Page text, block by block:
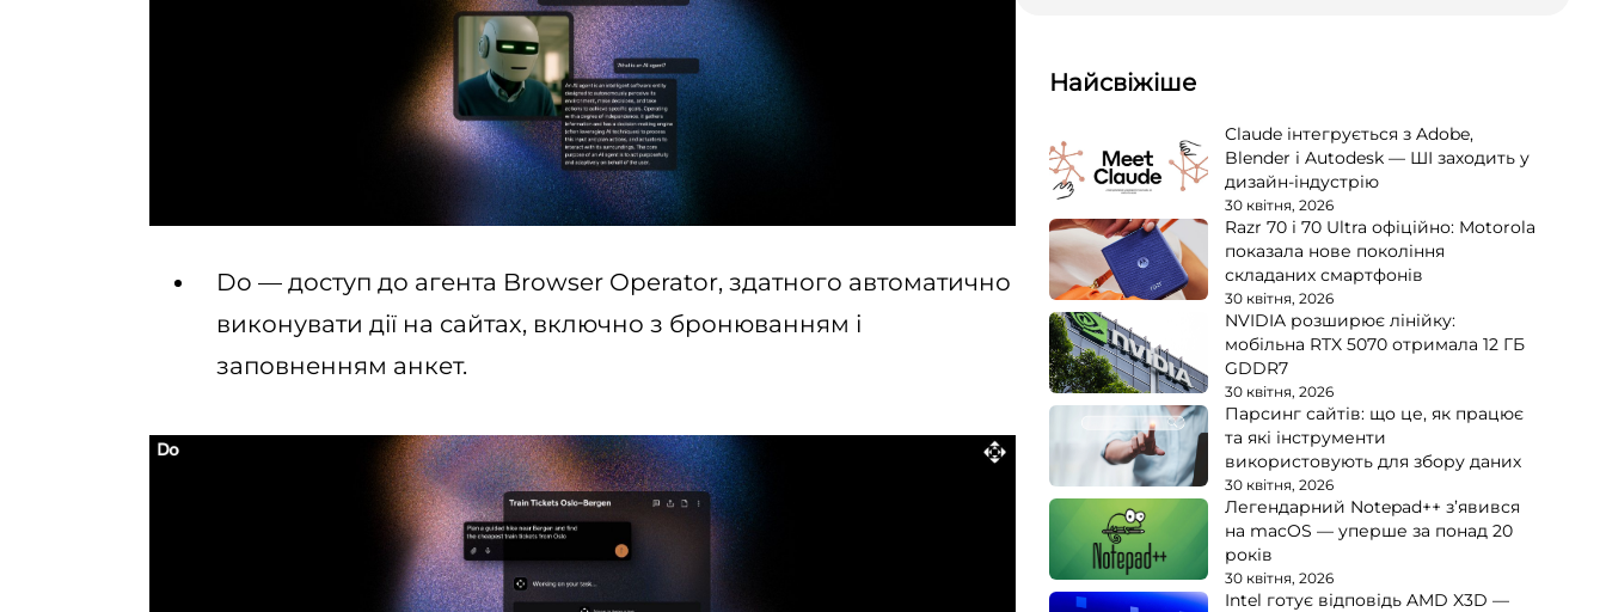
Do — доступ до агента Browser Operator, здатного автоматично
виконувати дії на сайтах, включно з бронюванням і
заповненням анкет.
Найсвіжіше
Claude інтегрується з Adobe,
Blender і Autodesk — ШІ заходить у
дизайн-індустрію
30 квітня, 2026
Razr 70 і 70 Ultra офіційно: Motorola
показала нове покоління
складаних смартфонів
30 квітня, 2026
NVIDIA розширює лінійку:
мобільна RTX 5070 отримала 12 ГБ
GDDR7
30 квітня, 2026
Парсинг сайтів: що це, як працює
та які інструменти
використовують для збору даних
30 квітня, 2026
Легендарний Notepad++ з’явився
на macOS — уперше за понад 20
років
30 квітня, 2026
Intel готує відповідь AMD X3D —